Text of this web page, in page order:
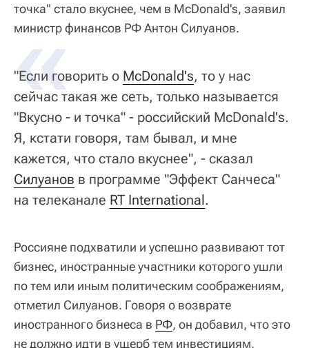
точка" стало вкуснее, чем в McDonald's, заявил
министр финансов РФ Антон Силуанов.
«
"Если говорить о McDonald's, то у нас
сейчас такая же сеть, только называется
"Вкусно - и точка" - российский McDonald's.
Я, кстати говоря, там бывал, и мне
кажется, что стало вкуснее", - сказал
Силуанов в программе "Эффект Санчеса"
на телеканале RT International.
Россияне подхватили и успешно развивают тот
бизнес, иностранные участники которого ушли
по тем или иным политическим соображениям,
отметил Силуанов. Говоря о возврате
иностранного бизнеса в РФ, он добавил, что это
не должно идти в ущерб тем инвестициям,